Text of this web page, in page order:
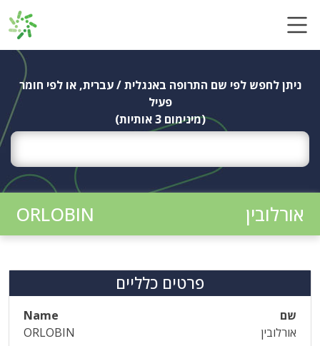
ניתן לחפש לפי שם התרופה באנגלית / עברית, או לפי חומר
פעיל
(מינימום 3 אותיות)
אורלובין ORLOBIN
פרטים כלליים
שם
Name
אורלובין
ORLOBIN